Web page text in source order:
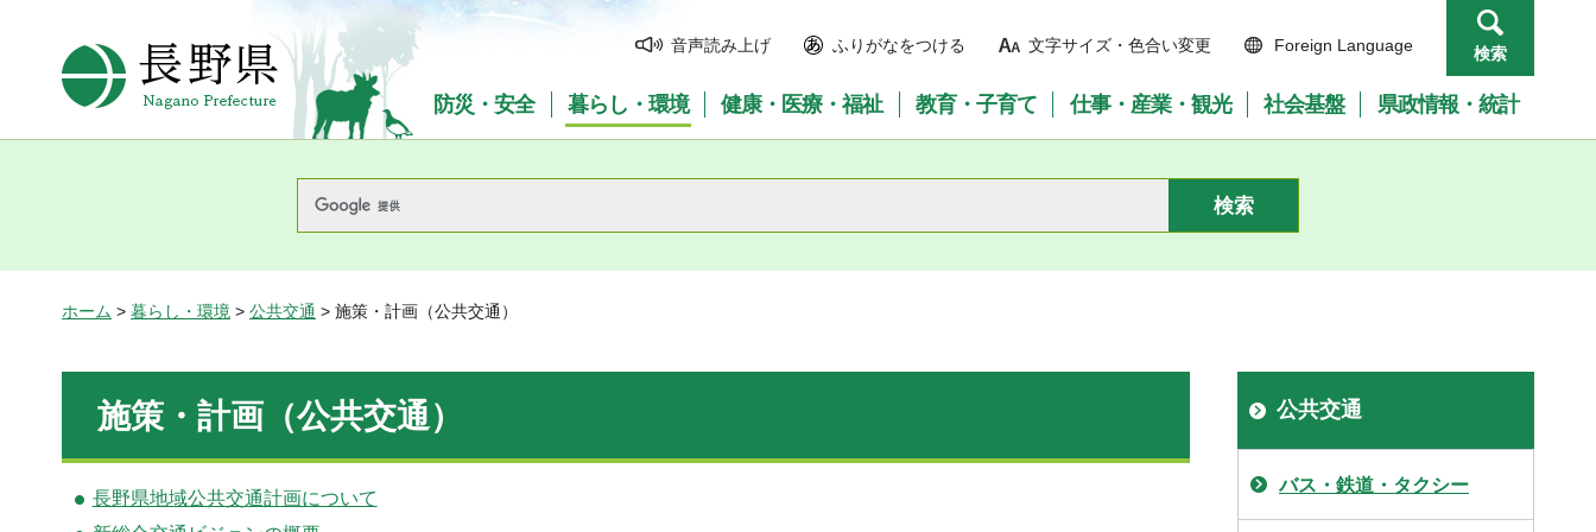
長野県Nagano Prefecture
音声読み上げ ふりがなをつける 文字サイズ・色合い変更 Foreign Language 検索
防災・安全 暮らし・環境 健康・医療・福祉 教育・子育て 仕事・産業・観光 社会基盤 県政情報・統計
ホーム > 暮らし・環境 > 公共交通 > 施策・計画（公共交通）
施策・計画（公共交通）
長野県地域公共交通計画について
公共交通
バス・鉄道・タクシー